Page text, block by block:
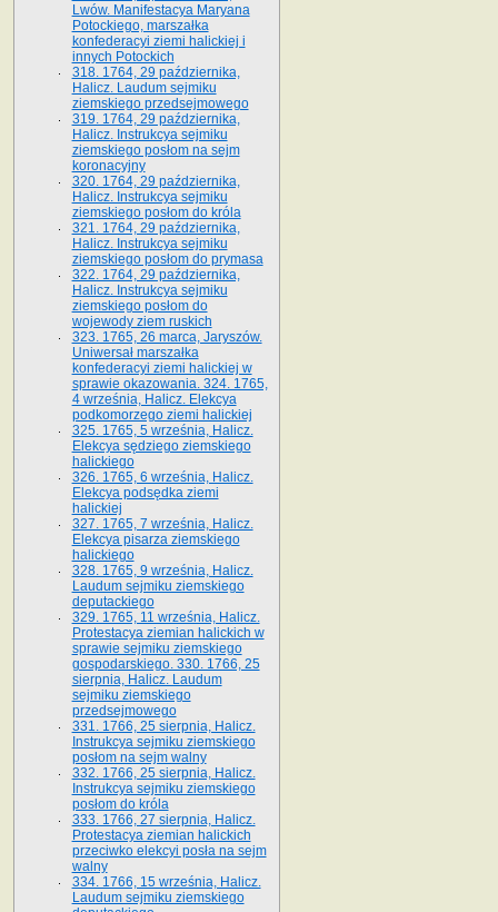
Lwów. Manifestacya Maryana
Potockiego, marszałka
konfederacyi ziemi halickiej i
innych Potockich
318. 1764, 29 października,
Halicz. Laudum sejmiku
ziemskiego przedsejmowego
319. 1764, 29 października,
Halicz. Instrukcya sejmiku
ziemskiego posłom na sejm
koronacyjny
320. 1764, 29 października,
Halicz. Instrukcya sejmiku
ziemskiego posłom do króla
321. 1764, 29 października,
Halicz. Instrukcya sejmiku
ziemskiego posłom do prymasa
322. 1764, 29 października,
Halicz. Instrukcya sejmiku
ziemskiego posłom do
wojewody ziem ruskich
323. 1765, 26 marca, Jaryszów.
Uniwersał marszałka
konfederacyi ziemi halickiej w
sprawie okazowania. 324. 1765,
4 września, Halicz. Elekcya
podkomorzego ziemi halickiej
325. 1765, 5 września, Halicz.
Elekcya sędziego ziemskiego
halickiego
326. 1765, 6 września, Halicz.
Elekcya podsędka ziemi
halickiej
327. 1765, 7 września, Halicz.
Elekcya pisarza ziemskiego
halickiego
328. 1765, 9 września, Halicz.
Laudum sejmiku ziemskiego
deputackiego
329. 1765, 11 września, Halicz.
Protestacya ziemian halickich w
sprawie sejmiku ziemskiego
gospodarskiego. 330. 1766, 25
sierpnia, Halicz. Laudum
sejmiku ziemskiego
przedsejmowego
331. 1766, 25 sierpnia, Halicz.
Instrukcya sejmiku ziemskiego
posłom na sejm walny
332. 1766, 25 sierpnia, Halicz.
Instrukcya sejmiku ziemskiego
posłom do króla
333. 1766, 27 sierpnia, Halicz.
Protestacya ziemian halickich
przeciwko elekcyi posła na sejm
walny
334. 1766, 15 września, Halicz.
Laudum sejmiku ziemskiego